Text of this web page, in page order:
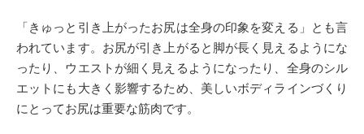
「きゅっと引き上がったお尻は全身の印象を変える」とも言
われています。お尻が引き上がると脚が長く見えるようにな
ったり、ウエストが細く見えるようになったり、全身のシル
エットにも大きく影響するため、美しいボディラインづくり
にとってお尻は重要な筋肉です。